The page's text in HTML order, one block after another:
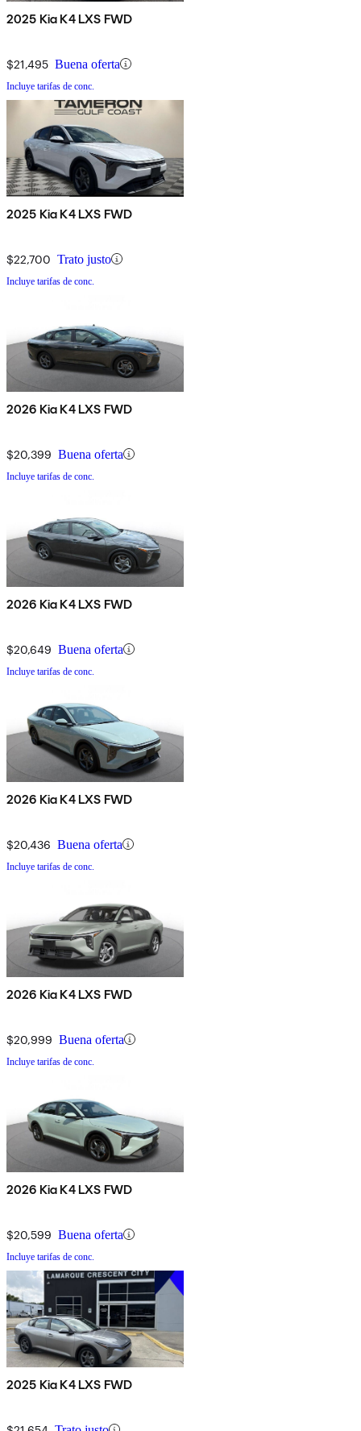
2025 Kia K4 LXS FWD
$21,495 Buena oferta
Incluye tarifas de conc.
2025 Kia K4 LXS FWD
$22,700 Trato justo
Incluye tarifas de conc.
2026 Kia K4 LXS FWD
$20,399 Buena oferta
Incluye tarifas de conc.
2026 Kia K4 LXS FWD
$20,649 Buena oferta
Incluye tarifas de conc.
2026 Kia K4 LXS FWD
$20,436 Buena oferta
Incluye tarifas de conc.
2026 Kia K4 LXS FWD
$20,999 Buena oferta
Incluye tarifas de conc.
2026 Kia K4 LXS FWD
$20,599 Buena oferta
Incluye tarifas de conc.
2025 Kia K4 LXS FWD